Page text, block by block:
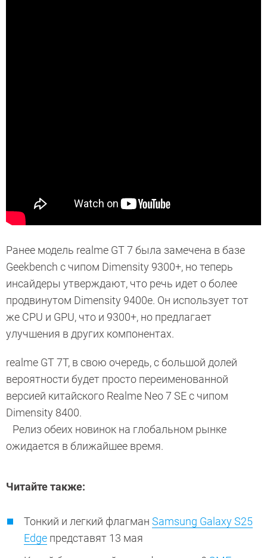
Ранее модель realme GT 7 была замечена в базе
Geekbench с чипом Dimensity 9300+, но теперь
инсайдеры утверждают, что речь идет о более
продвинутом Dimensity 9400e. Он использует тот
же CPU и GPU, что и 9300+, но предлагает
улучшения в других компонентах.
realme GT 7T, в свою очередь, с большой долей
вероятности будет просто переименованной
версией китайского Realme Neo 7 SE с чипом
Dimensity 8400.
Релиз обеих новинок на глобальном рынке
ожидается в ближайшее время.
Читайте также:
Тонкий и легкий флагман Samsung Galaxy S25
Edge представят 13 мая